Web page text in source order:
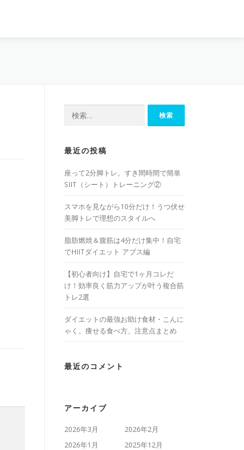
最近の投稿
座って2分脚トレ。すき間時間で簡単
SIIT（シート）トレーニング②
スマホを見ながら10分だけ！うつ伏せ
美脚トレで理想のスタイルへ
脂肪燃焼＆腹筋は4分だけ集中！自宅
でHIITダイエット アブス編
【初心者向け】自宅で1ヶ月コレだ
け！効率良く筋力アップが叶う複合筋
トレ2選
ダイエットの最強お助け食材・こんに
ゃく。痩せる食べ方、注意点まとめ
最近のコメント
アーカイブ
2026年3月
2026年2月
2026年1月
2025年12月